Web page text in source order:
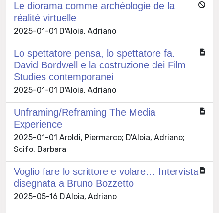
Le diorama comme archéologie de la
réalité virtuelle
2025-01-01 D'Aloia, Adriano
Lo spettatore pensa, lo spettatore fa.
David Bordwell e la costruzione dei Film
Studies contemporanei
2025-01-01 D'Aloia, Adriano
Unframing/Reframing The Media
Experience
2025-01-01 Aroldi, Piermarco; D'Aloia, Adriano;
Scifo, Barbara
Voglio fare lo scrittore e volare… Intervista
disegnata a Bruno Bozzetto
2025-05-16 D'Aloia, Adriano